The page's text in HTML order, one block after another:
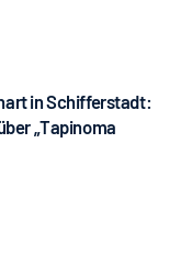
in Schifferstadt:
„Tapinoma